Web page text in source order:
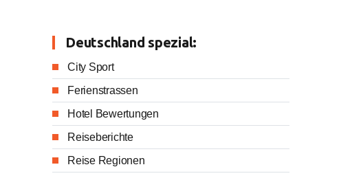
Deutschland spezial:
City Sport
Ferienstrassen
Hotel Bewertungen
Reiseberichte
Reise Regionen